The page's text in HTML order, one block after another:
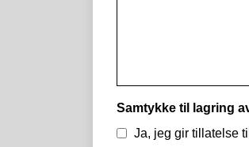
Samtykke til lagring
Ja, jeg gir tillatelse